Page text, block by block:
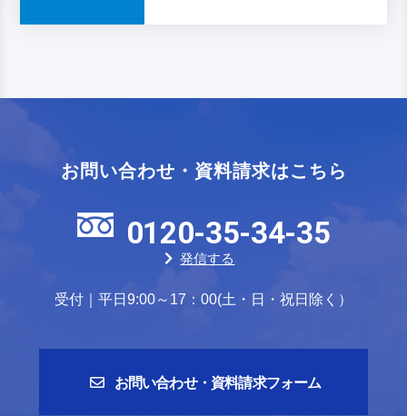
お問い合わせ・資料請求はこちら
0120-35-34-35
発信する
受付｜平日9:00～17：00(土・日・祝日除く）
お問い合わせ・資料請求フォーム